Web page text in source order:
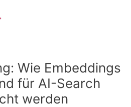
Wie Embeddings
für AI-Search
werden